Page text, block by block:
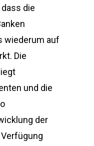
die
wiederum auf
Die
und die
der